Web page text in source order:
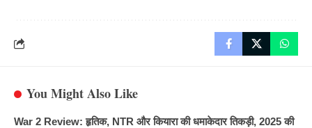
You Might Also Like
War 2 Review: हृतिक, NTR और कियारा की धमाकेदार तिकड़ी, 2025 की